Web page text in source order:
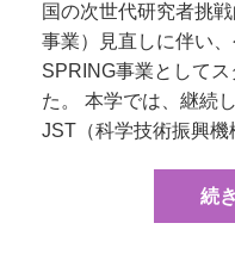
国の次世代研究者挑
事業）見直しに伴い
SPRING事業として
た。 本学では、継続
JST（科学技術振興
続